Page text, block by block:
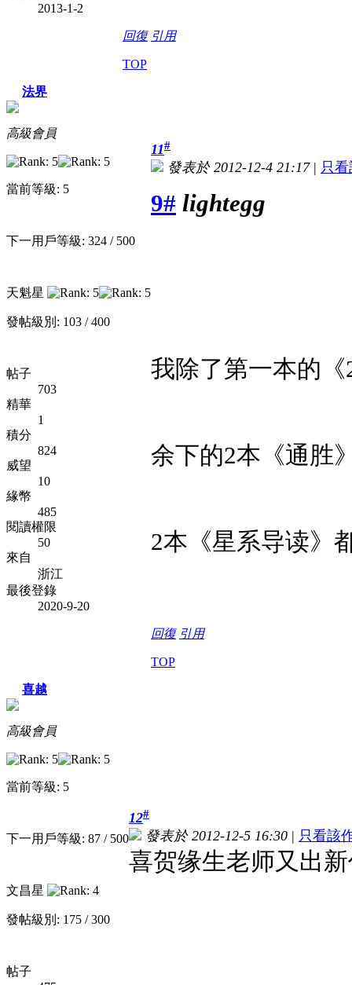
2013-1-2
回復 引用
TOP
法界
高級會員
當前等級: 5
下一用戶等級: 324 / 500
天魁星
發帖級別: 103 / 400
帖子
703
精華
1
積分
824
威望
10
緣幣
485
閱讀權限
50
來自
浙江
最後登錄
2020-9-20
11#
發表於 2012-12-4 21:17| 只
9# lightegg
我除了第一本的
余下的2本《通胜
2本《星系导读》
回復 引用
TOP
喜越
高級會員
當前等級: 5
下一用戶等級: 87 / 500
文昌星
發帖級別: 175 / 300
帖子
12#
發表於 2012-12-5 16:30 | 只看該
喜贺缘生老师又出